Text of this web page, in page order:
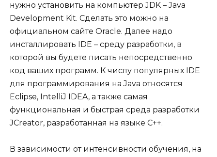
нужно установить на компьютер JDK – Java
Development Kit. Сделать это можно на
официальном сайте Oracle. Далее надо
инсталлировать IDE – среду разработки, в
которой вы будете писать непосредственно
код ваших программ. К числу популярных IDE
для программирования на Java относятся
Eclipse, IntelliJ IDEA, а также самая
функциональная и быстрая среда разработки
JCreator, разработанная на языке C++.
В зависимости от интенсивности обучения, на